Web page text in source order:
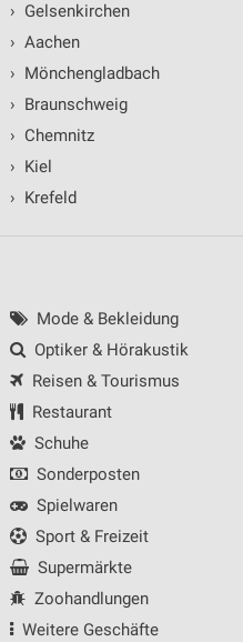
› Gelsenkirchen
› Aachen
› Mönchengladbach
› Braunschweig
› Chemnitz
› Kiel
› Krefeld
Mode & Bekleidung
Optiker & Hörakustik
Reisen & Tourismus
Restaurant
Schuhe
Sonderposten
Spielwaren
Sport & Freizeit
Supermärkte
Zoohandlungen
Weitere Geschäfte
Angebote
Auswahl von